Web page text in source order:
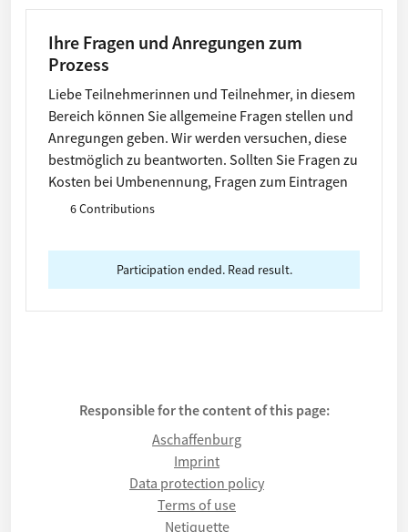
Ihre Fragen und Anregungen zum
Prozess
Liebe Teilnehmerinnen und Teilnehmer, in diesem
Bereich können Sie allgemeine Fragen stellen und
Anregungen geben. Wir werden versuchen, diese
bestmöglich zu beantworten. Sollten Sie Fragen zu
Kosten bei Umbenennung, Fragen zum Eintragen
von Vorschlägen oder ähnliche Fragen haben,
"Informationen".
6 Contributions
Participation ended. Read result.
Responsible for the content of this page:
Aschaffenburg
Imprint
Data protection policy
Terms of use
Netiquette